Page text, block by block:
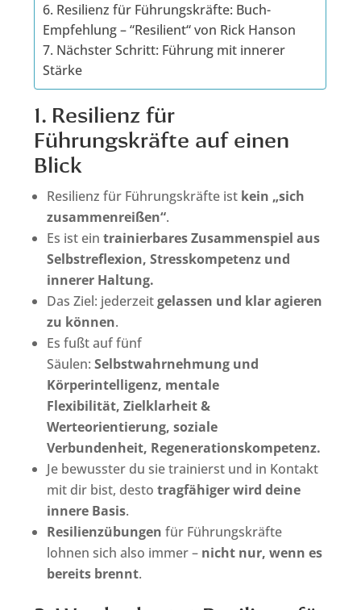
6. Resilienz für Führungskräfte: Buch-
Empfehlung – “Resilient“ von Rick Hanson
7. Nächster Schritt: Führung mit innerer
Stärke
1. Resilienz für
Führungskräfte auf einen
Blick
Resilienz für Führungskräfte ist kein „sich
zusammenreißen“.
Es ist eintrainierbares Zusammenspiel aus
Selbstreflexion, Stresskompetenz und
innerer Haltung.
Das Ziel: jederzeitgelassen und klar agieren
zu können.
Es fußt auf fünf
Säulen:Selbstwahrnehmung und
Körperintelligenz, mentale
Flexibilität,Zielklarheit &
Werteorientierung, soziale
Verbundenheit, Regenerationskompetenz.
Je bewusster du sie trainierst und in Kontakt
mit dir bist, destotragfähiger wird deine
innere Basis.
Resilienzübungen für Führungskräfte
lohnen sich also immer – nicht nur, wenn es
bereits brennt.